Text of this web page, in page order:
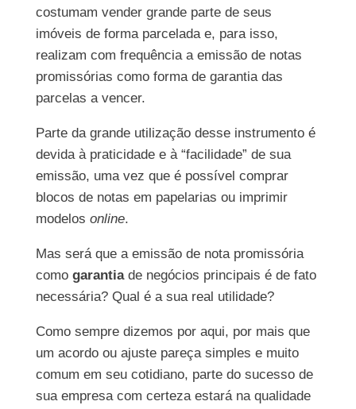
costumam vender grande parte de seus
imóveis de forma parcelada e, para isso,
realizam com frequência a emissão de notas
promissórias como forma de garantia das
parcelas a vencer.
Parte da grande utilização desse instrumento é
devida à praticidade e à “facilidade” de sua
emissão, uma vez que é possível comprar
blocos de notas em papelarias ou imprimir
modelos online.
Mas será que a emissão de nota promissória
como garantiade negócios principais é de fato
necessária? Qual é a sua real utilidade?
Como sempre dizemos por aqui, por mais que
um acordo ou ajuste pareça simples e muito
comum em seu cotidiano, parte do sucesso de
sua empresa com certeza estará na qualidade